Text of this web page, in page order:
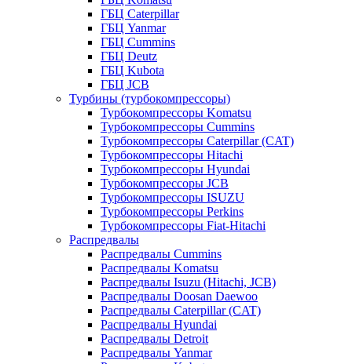
ГБЦ Caterpillar
ГБЦ Yanmar
ГБЦ Cummins
ГБЦ Deutz
ГБЦ Kubota
ГБЦ JCB
Турбины (турбокомпрессоры)
Турбокомпрессоры Komatsu
Турбокомпрессоры Cummins
Турбокомпрессоры Caterpillar (CAT)
Турбокомпрессоры Hitachi
Турбокомпрессоры Hyundai
Турбокомпрессоры JCB
Турбокомпрессоры ISUZU
Турбокомпрессоры Perkins
Турбокомпрессоры Fiat-Hitachi
Распредвалы
Распредвалы Cummins
Распредвалы Komatsu
Распредвалы Isuzu (Hitachi, JCB)
Распредвалы Doosan Daewoo
Распредвалы Caterpillar (CAT)
Распредвалы Hyundai
Распредвалы Detroit
Распредвалы Yanmar